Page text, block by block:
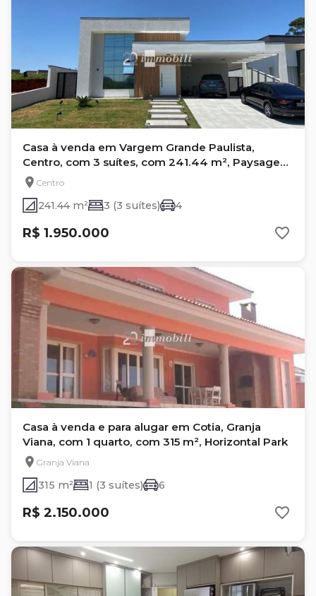
Casa à venda em Vargem Grande Paulista,
Centro, com 3 suítes, com 241.44 m², Paysage
Bella Vitta
Centro
241.44 m² 3 (3 suítes) 4
R$ 1.950.000
Casa à venda e para alugar em Cotia, Granja
Viana, com 1 quarto, com 315 m², Horizontal Park
Granja Viana
315 m² 1 (3 suítes) 6
R$ 2.150.000